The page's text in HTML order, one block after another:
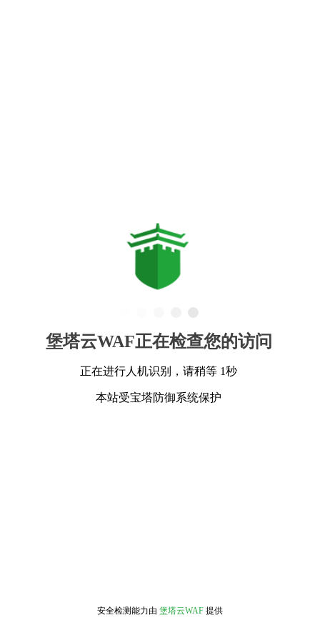
堡塔云WAF正在检查您的访问
正在进行人机识别，请稍等 1秒
本站受宝塔防御系统保护
安全检测能力由 堡塔云WAF 提供